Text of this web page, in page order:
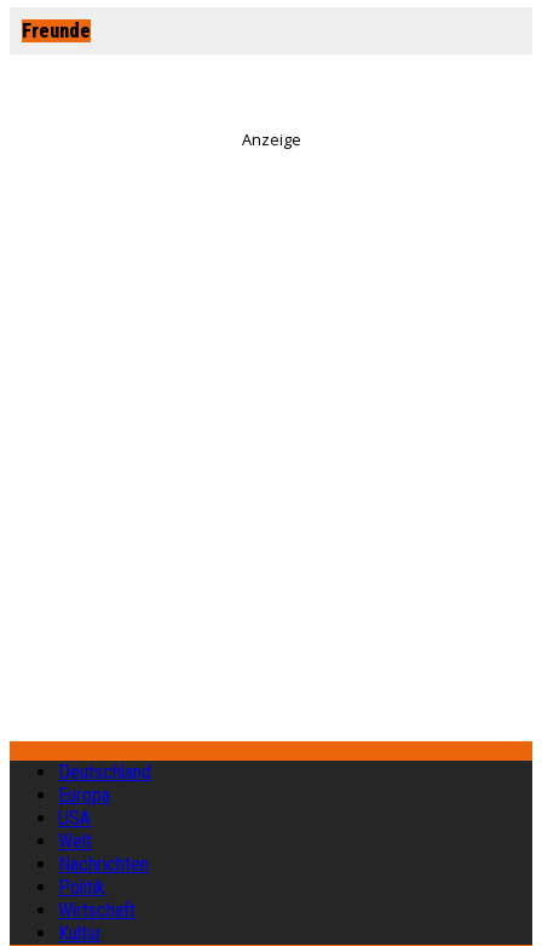
Freunde
Anzeige
Deutschland
Europa
USA
Welt
Nachrichten
Politik
Wirtschaft
Kultur